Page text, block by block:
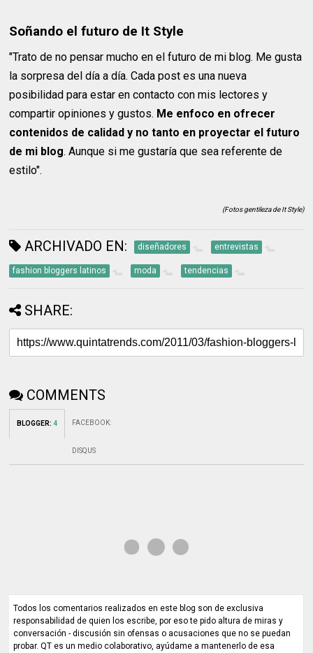
Soñando el futuro de It Style
"Trato de no pensar mucho en el futuro de mi blog. Me gusta
la sorpresa del día a día. Cada post es una nueva
posibilidad para estar en contacto con mis lectores y
compartir opiniones y gustos. Me enfoco en ofrecer
contenidos de calidad y no tanto en proyectar el futuro
de mi blog. Aunque si me gustaría que sea referente de
estilo".
(Fotos gentileza de It Style)
ARCHIVADO EN: diseñadores entrevistas
fashion bloggers latinos moda tendencias
SHARE:
COMMENTS
BLOGGER:4 FACEBOOK:
DISQUS
Todos los comentarios realizados en este blog son de exclusiva
responsabilidad de quien los escribe, por eso te pido altura de miras y
conversación - discusión sin ofensas o acusaciones que no se puedan
probar. QT es un medio colaborativo, ayúdame a mantenerlo de esa